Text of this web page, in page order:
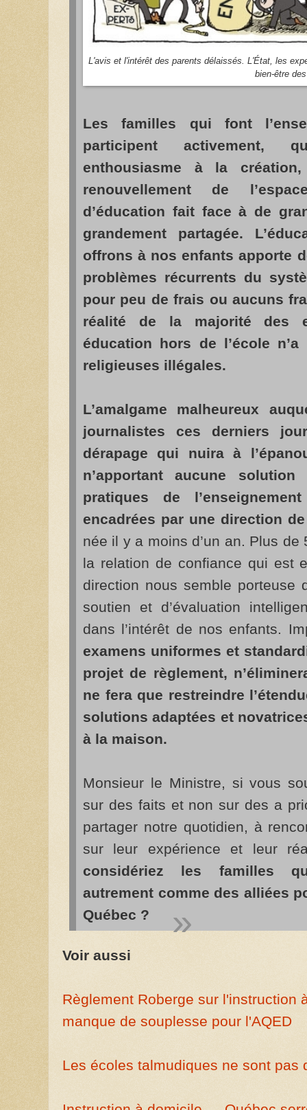
L'avis et l'intérêt des parents délaissés. L'État, les
bien-être
Les familles qui font
participent activement,
enthousiasme à la
renouvellement de
d’éducation fait face à de
grandement partagée.
offrons à nos enfants apporte
problèmes récurrents du
pour peu de frais ou aucuns
réalité de la majorité des
éducation hors de l’école
religieuses illégales.
L’amalgame malheureux
journalistes ces derniers
dérapage qui nuira à
n’apportant aucune
pratiques de
encadrées par une direction
née il y a moins d’un an. Plus
la relation de confiance qui est
direction nous semble porteuse
soutien et d’évaluation
dans l’intérêt de nos enfants. Im
examens uniformes et
projet de règlement,
ne fera que restreindre
solutions adaptées et
à la maison.
Monsieur le Ministre, si vous
sur des faits et non sur des a
partager notre quotidien, à
sur leur expérience et leur
considériez les familles
autrement comme des alliées
Québec ?
Voir aussi
Règlement Roberge sur l'instruction
manque de souplesse pour l'AQED
Les écoles talmudiques ne sont